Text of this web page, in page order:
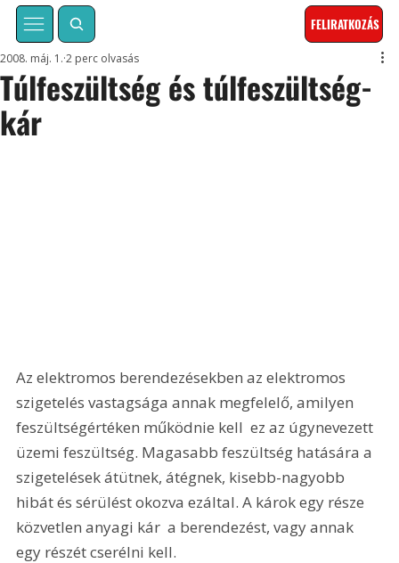
FELIRATKOZÁS
Túlfeszültség és túlfeszültség-
kár
2008. máj. 1. 2 perc olvasás
Az elektromos berendezésekben az elektromos
szigetelés vastagsága annak megfelelő, amilyen
feszültségértéken működnie kell  ez az úgynevezett
üzemi feszültség. Magasabb feszültség hatására a
szigetelések átütnek, átégnek, kisebb-nagyobb
hibát és sérülést okozva ezáltal. A károk egy része
közvetlen anyagi kár  a berendezést, vagy annak
egy részét cserélni kell.